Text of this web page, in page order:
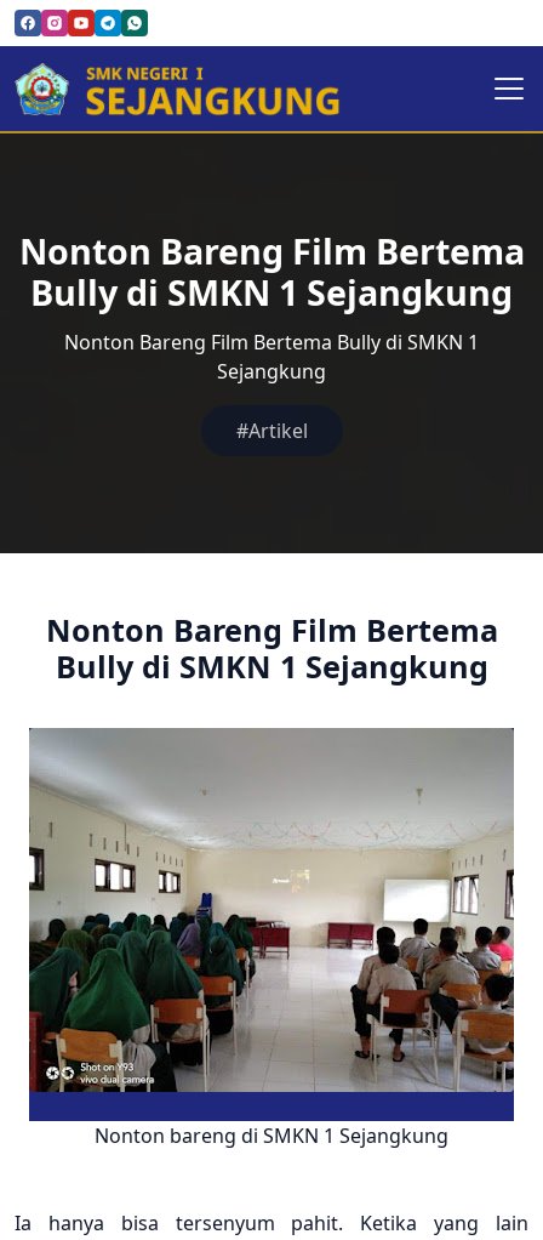
Nonton Bareng Film Bertema
Bully di SMKN 1 Sejangkung
Nonton Bareng Film Bertema Bully di SMKN 1
Sejangkung
#Artikel
Nonton Bareng Film Bertema
Bully di SMKN 1 Sejangkung
Nonton bareng di SMKN 1 Sejangkung
Ia hanya bisa tersenyum
pahit. Ketika yang lain